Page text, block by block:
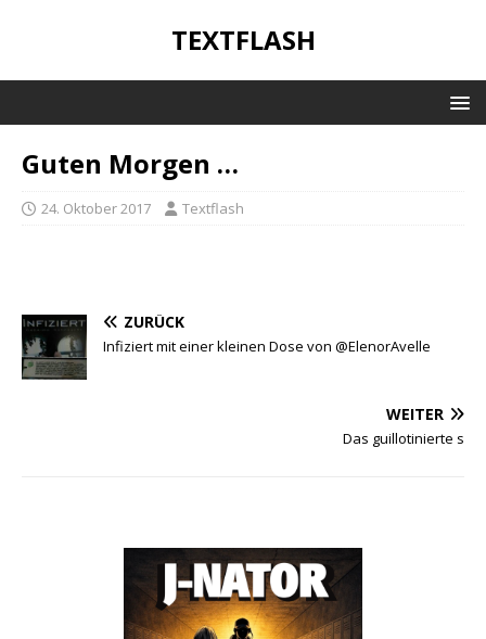
TEXTFLASH
Guten Morgen …
24. Oktober 2017 Textflash
ZURÜCK
Infiziert mit einer kleinen Dose von @ElenorAvelle
WEITER
Das guillotinierte s